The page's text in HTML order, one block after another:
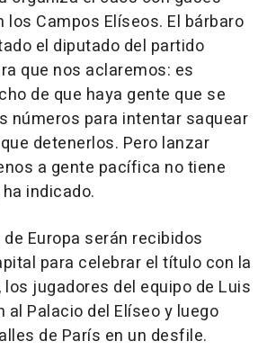
los Campos Elíseos. El bárbaro
el diputado del partido
que nos aclaremos: es
de que haya gente que se
números para intentar saquear
detenerlos. Pero lanzar
a gente pacífica no tiene
indicado.
Europa serán recibidos
para celebrar el título con la
jugadores del equipo de Luis
al Palacio del Elíseo y luego
de París en un desfile.